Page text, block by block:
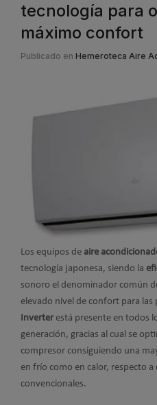
tecnología para
máximo confort
Publicado en Hemeroteca Aire
Los equipos de aire
tecnología japonesa, siendo la
sonoro el denominador común
elevado nivel de confort para las
Inverterestá presente en todos
generación, gracias al cual se
compresor consiguiendo una
en frío como en calor, respecto
convencionales.